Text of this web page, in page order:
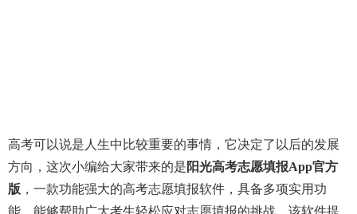
高考可以说是人生中比较重要的事情，它决定了以后的发展
方向，这次小编给大家带来的是 阳光高考志愿填报app官方
版 ，一款功能强大的高考志愿填报软件，具备多项实用功
能，能够帮助广大考生轻松应对志愿填报的挑战，该软件提